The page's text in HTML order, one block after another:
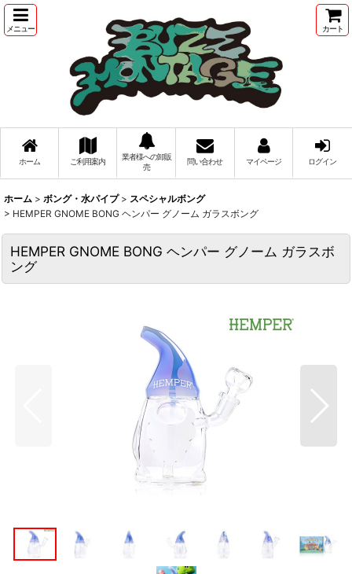
メニュー カート
ホーム ご利用案内
業者様への卸販
売
問い合わせ マイページ ログイン
ホーム > ボング・水パイプ > スペシャルボング
> HEMPER GNOME BONG ヘンパー グノーム ガラスボング
HEMPER GNOME BONG ヘンパー グノーム ガラスボ
ング